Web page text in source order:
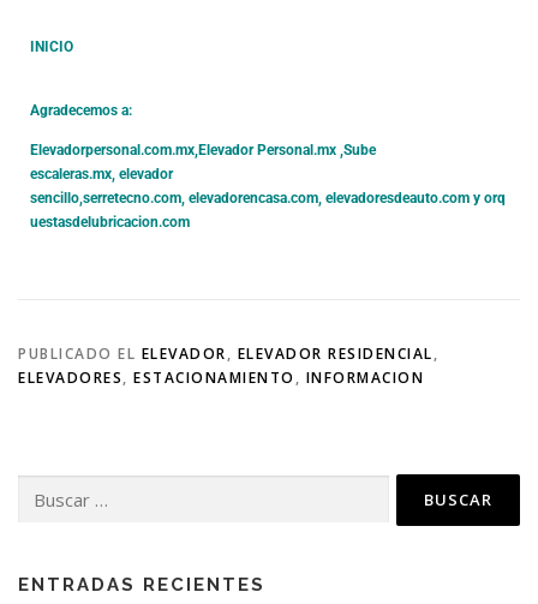
INICIO
Agradecemos a:
Elevadorpersonal.com.mx,Elevador Personal.mx ,Sube
escaleras.mx, elevador
sencillo,serretecno.com, elevadorencasa.com, elevadoresdeauto.com y orq
uestasdelubricacion.com
PUBLICADO EL ELEVADOR, ELEVADOR RESIDENCIAL,
ELEVADORES, ESTACIONAMIENTO , INFORMACION
ENTRADAS RECIENTES